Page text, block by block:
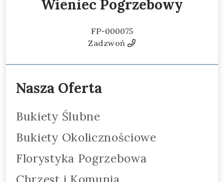
Wieniec Pogrzebowy
FP-000075
Zadzwoń
Nasza Oferta
Bukiety Ślubne
Bukiety Okolicznościowe
Florystyka Pogrzebowa